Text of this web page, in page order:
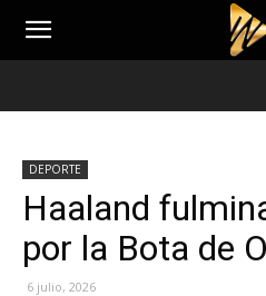
DEPORTE
Haaland
por la Bota de
6 julio, 2026